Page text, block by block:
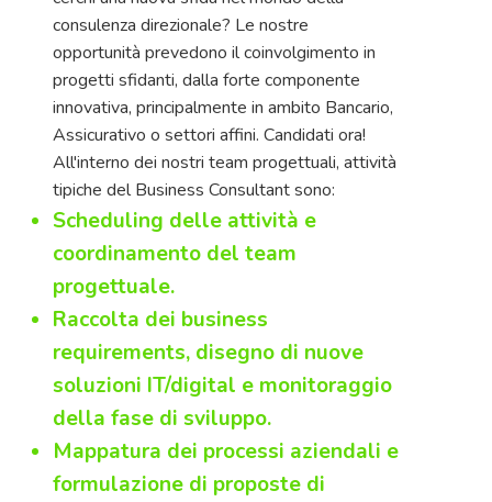
consulenza direzionale? Le nostre
opportunità prevedono il coinvolgimento in
progetti sfidanti, dalla forte componente
innovativa, principalmente in ambito Bancario,
Assicurativo o settori affini. Candidati ora!
All'interno dei nostri team progettuali, attività
tipiche del Business Consultant sono:
Scheduling delle attività e
coordinamento del team
progettuale.
Raccolta dei business
requirements, disegno di nuove
soluzioni IT/digital e monitoraggio
della fase di sviluppo.
Mappatura dei processi aziendali e
formulazione di proposte di